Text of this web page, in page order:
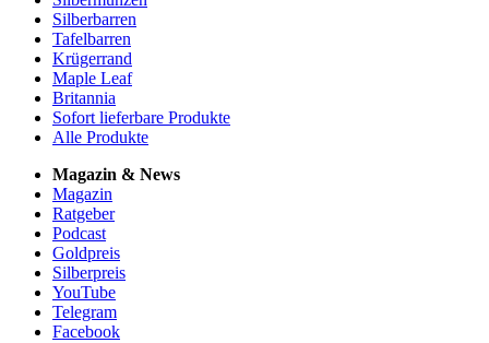
Silberbarren
Tafelbarren
Krügerrand
Maple Leaf
Britannia
Sofort lieferbare Produkte
Alle Produkte
Magazin & News
Magazin
Ratgeber
Podcast
Goldpreis
Silberpreis
YouTube
Telegram
Facebook